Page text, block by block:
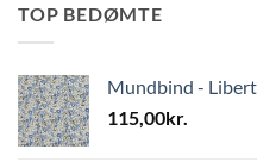
TOP BEDØMTE
Mundbind -
115,00kr.